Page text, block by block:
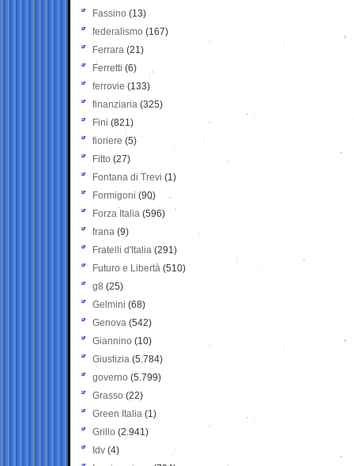
Fassino (13)
federalismo (167)
Ferrara (21)
Ferretti (6)
ferrovie (133)
finanziaria (325)
Fini (821)
fioriere (5)
Fitto (27)
Fontana di Trevi (1)
Formigoni (90)
Forza Italia (596)
frana (9)
Fratelli d'Italia (291)
Futuro e Libertà (510)
g8 (25)
Gelmini (68)
Genova (542)
Giannino (10)
Giustizia (5.784)
governo (5.799)
Grasso (22)
Green Italia (1)
Grillo (2.941)
Idv (4)